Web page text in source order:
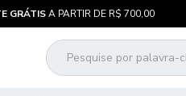
GRÁTISA PARTIR DE R$ 700,00